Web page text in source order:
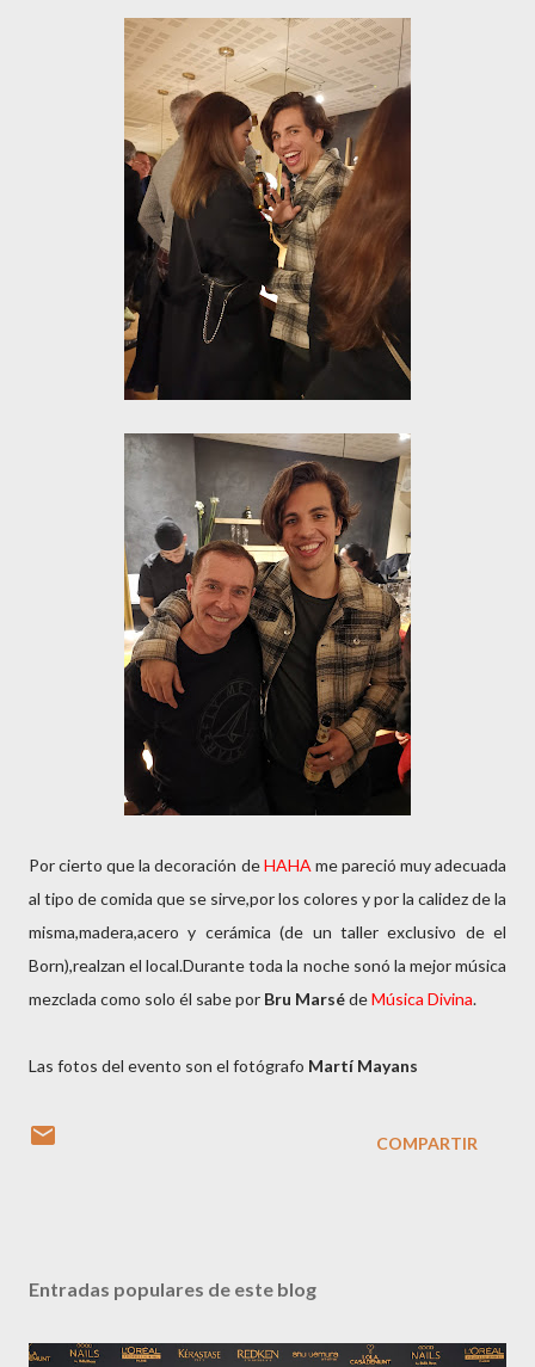
Por cierto que la decoración deHAHA me pareció muy adecuada
al tipo de comida que se sirve,por los colores y por la calidez de la
misma,madera,acero y cerámica (de un taller exclusivo de el
Born),realzan el local.Durante toda la noche sonó la mejor música
mezclada como solo él sabe por Bru MarsédeMúsica Divina.
Las fotos del evento son el fotógrafo Martí Mayans
COMPARTIR
Entradas populares de este blog